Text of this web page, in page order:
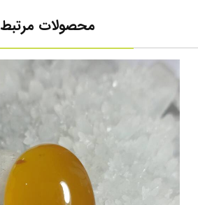
محصولات مرتبط